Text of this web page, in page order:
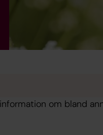
om bland